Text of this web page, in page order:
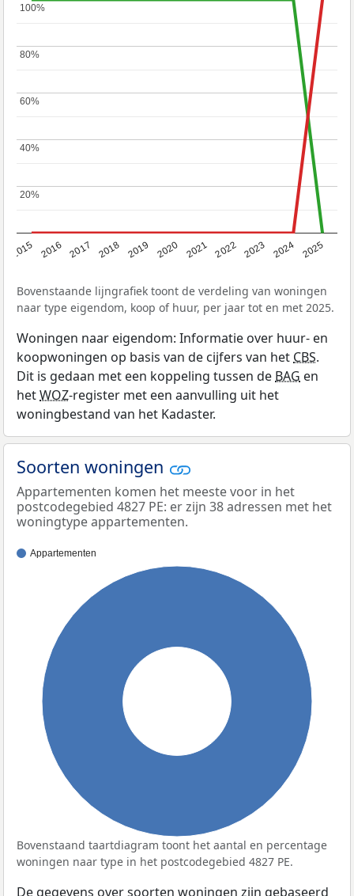
2015 2016 2017 2018 2019 2020 2021 2022 2023 2024 2025
20%
20%
40%
40%
60%
60%
80%
80%
100%
100%
Bovenstaande lijngrafiek toont de verdeling van woningen
naar type eigendom, koop of huur, per jaar tot en met 2025.
Woningen naar eigendom: Informatie over huur- en
koopwoningen op basis van de cijfers van hetCBS.
Dit is gedaan met een koppeling tussen deBAG en
hetWOZ-register met een aanvulling uit het
woningbestand van het Kadaster.
Soorten woningen
Appartementen komen het meeste voor in het
postcodegebied 4827 PE: er zijn 38 adressen met het
woningtype appartementen.
Appartementen
Bovenstaand taartdiagram toont het aantal en percentage
woningen naar type in het postcodegebied 4827 PE.
De gegevens over soorten woningen zijn gebaseerd